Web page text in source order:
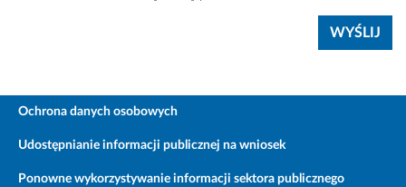
Ochrona danych osobowych
Udostępnianie informacji publicznej na wniosek
Ponowne wykorzystywanie informacji sektora publicznego